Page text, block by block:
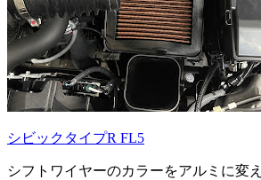
シビックタイプR FL5
シフトワイヤーのカラーをアルミに変